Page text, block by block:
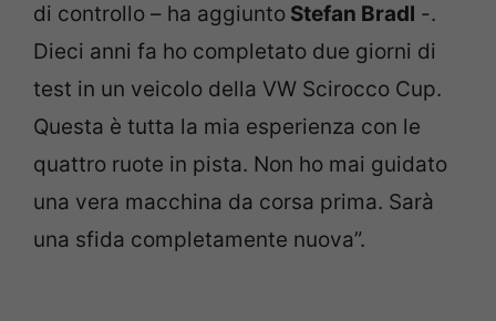
di controllo – ha aggiunto Stefan Bradl -.
Dieci anni fa ho completato due giorni di
test in un veicolo della VW Scirocco Cup.
Questa è tutta la mia esperienza con le
quattro ruote in pista. Non ho mai guidato
una vera macchina da corsa prima. Sarà
una sfida completamente nuova”.